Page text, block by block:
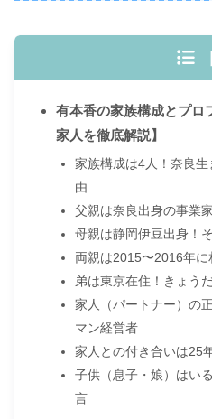
有本香の家族構成とプロ
家人を徹底解説】
家族構成は4人！奈良
由
父親は奈良出身の事業
母親は静岡伊豆出身！
両親は2015〜2016年に
弟は東京在住！きょう
家人（パートナー）の
マン経営者
家人との付き合いは25
子供（息子・娘）はい
言